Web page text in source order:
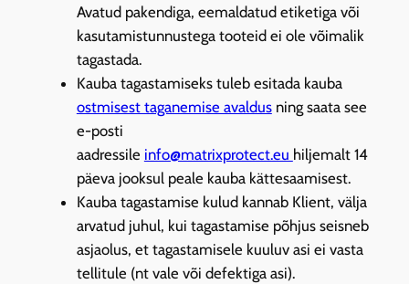
Avatud pakendiga, eemaldatud etiketiga või
kasutamistunnustega tooteid ei ole võimalik
tagastada.
Kauba tagastamiseks tuleb esitada kauba
ostmisest taganemise avaldusning saata see
e-posti
aadressile info@matrixprotect.eu hiljemalt 14
päeva jooksul peale kauba kättesaamisest.
Kauba tagastamise kulud kannab Klient, välja
arvatud juhul, kui tagastamise põhjus seisneb
asjaolus, et tagastamisele kuuluv asi ei vasta
tellitule (nt vale või defektiga asi).